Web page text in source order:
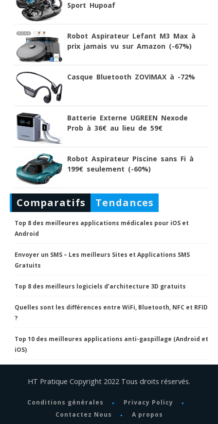
Sport Hupoaf
Robot Aspirateur Lefant M3 Max à
prix jamais vu sur Amazon (-67%)
Casque Bluetooth ZOVIMAX à -72%
Batterie Externe UGREEN Nexode
Prob à 36€ au lieu de 59€
Robot Aspirateur Piscine sans Fi à
199€ seulement (-60%)
Comparatifs Tendances
Top 8 des meilleures applications médicales pour iOS et
Android
Envoyer un SMS – Les meilleurs Sites et Applications SMS
Gratuits
Top 8 des meilleurs logiciels d’architecture 3D gratuits
Quelles sont les différences entre WiFi, Bluetooth, NFC et RFID
?
Top 10 des meilleures applications anti-gaspillage (Android et
iOS)
HT Pratique Copyright 2022 Tous droits réservés.
Conditions générales
Privacy Policy
Contactez Nous
A propos